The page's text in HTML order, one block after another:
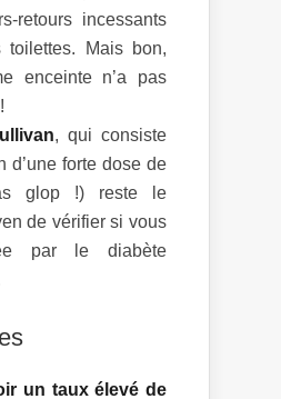
retours incessants
Mais bon,
enceinte n’a pas
, qui consiste
d’une forte dose de
glop !) reste le
de vérifier si vous
par le diabète
un taux élevé de